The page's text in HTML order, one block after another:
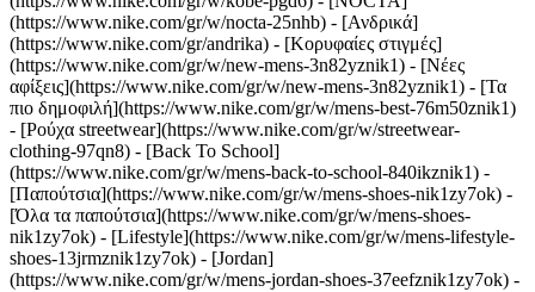
(https://www.nike.com/gr/w/nocta-25nhb) - [Ανδρικά]
(https://www.nike.com/gr/andrika) - [Κορυφαίες στιγμές]
(https://www.nike.com/gr/w/new-mens-3n82yznik1) - [Νέες
αφίξεις](https://www.nike.com/gr/w/new-mens-3n82yznik1) - [Τα
πιο δημοφιλή](https://www.nike.com/gr/w/mens-best-76m50znik1)
- [Ρούχα streetwear](https://www.nike.com/gr/w/streetwear-
clothing-97qn8) - [Back To School]
(https://www.nike.com/gr/w/mens-back-to-school-840ikznik1) -
[Παπούτσια](https://www.nike.com/gr/w/mens-shoes-nik1zy7ok) -
[Όλα τα παπούτσια](https://www.nike.com/gr/w/mens-shoes-
nik1zy7ok) - [Lifestyle](https://www.nike.com/gr/w/mens-lifestyle-
shoes-13jrmznik1zy7ok) - [Jordan]
(https://www.nike.com/gr/w/mens-jordan-shoes-37eefznik1zy7ok) -